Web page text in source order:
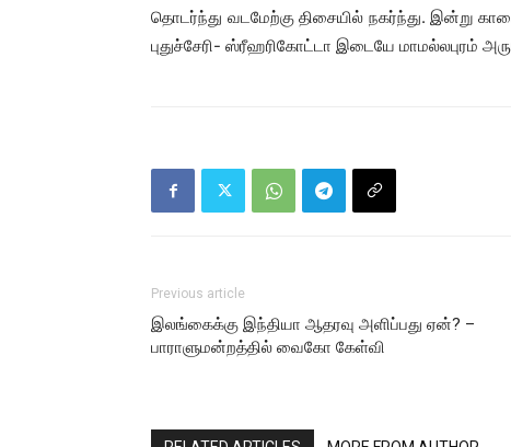
தொடர்ந்து வடமேற்கு திசையில் நகர்ந்து. இன்று
புதுச்சேரி- ஸ்ரீஹரிகோட்டா இடையே மாமல்லபுரம்
Previous article
இலங்கைக்கு இந்தியா ஆதரவு அளிப்பது ஏன்? –
பாராளுமன்றத்தில் வைகோ கேள்வி